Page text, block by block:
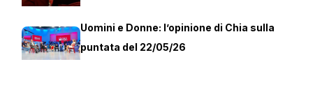
Uomini e Donne: l’opinione di Chia sulla
puntata del 22/05/26